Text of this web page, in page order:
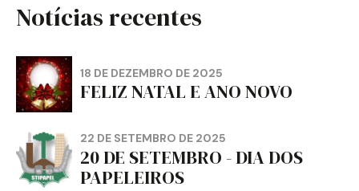
Notícias recentes
18 DE DEZEMBRO DE 2025
FELIZ NATAL E ANO NOVO
22 DE SETEMBRO DE 2025
20 DE SETEMBRO - DIA DOS
PAPELEIROS